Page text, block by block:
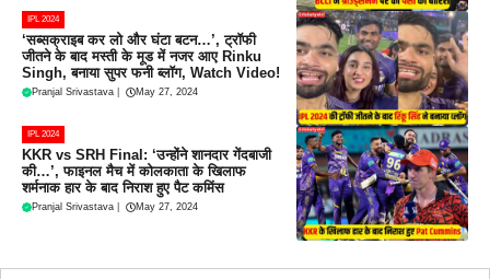
IPL 2024
‘सब्सक्राइब कर लो और घंटा बटन…’, ट्रॉफी
जीतने के बाद मस्ती के मूड में नजर आए Rinku
Singh, बनाया सुपर फनी ब्लॉग, Watch Video!
Pranjal Srivastava May 27, 2024
IPL 2024
KKR vs SRH Final: ‘उन्होंने शानदार गेंदबाजी
की…’, फाइनल मैच में कोलकाता के खिलाफ
शर्मनाक हार के बाद निराश हुए पैट कमिंस
Pranjal Srivastava May 27, 2024